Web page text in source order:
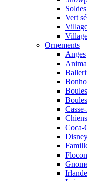
Soldes
Vert
Ornements
Anges
Chiens
Coca-
Irlande